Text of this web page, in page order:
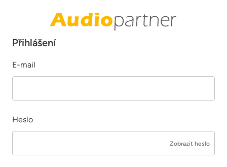
Přihlášení
E-mail
Heslo
Zobrazit heslo